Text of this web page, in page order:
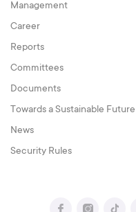
Management
Career
Reports
Committees
Documents
Towards a Sustainable Future
News
Security Rules